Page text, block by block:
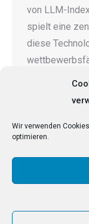
Wir verwenden
optimieren.
von LLM-
spielt eine
diese
Sichtbarkeit